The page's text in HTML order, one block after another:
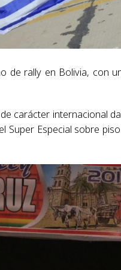
de rally en Bolivia, con
carácter internacional
Super Especial sobre